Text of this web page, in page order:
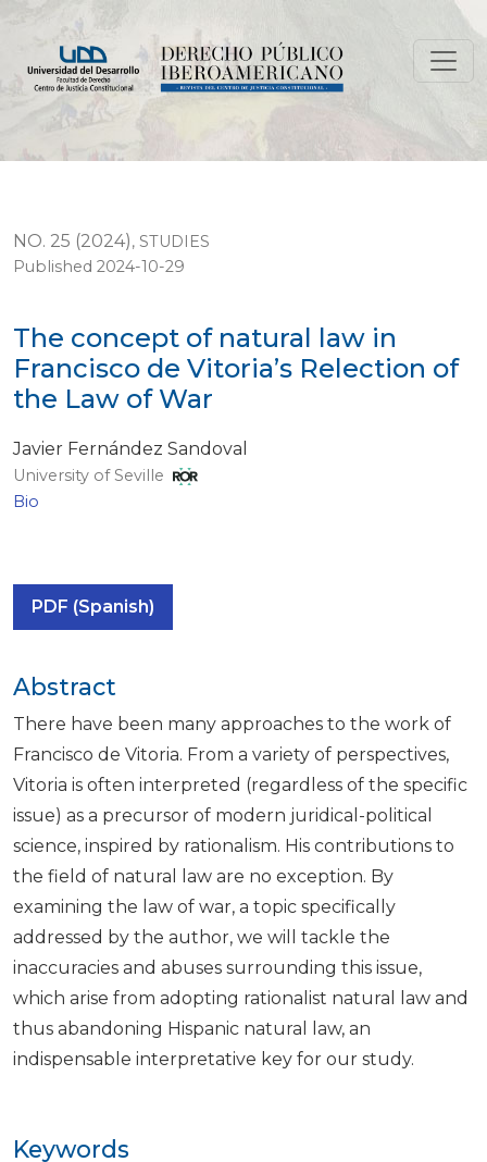
The concept of natural law in Francisco de Vitoria’s
NO. 25 (2024), STUDIES
The concept of natural law in
Francisco de Vitoria’s Relection of
the Law of War
Published 2024-10-29
Javier Fernández Sandoval
University of Seville
Bio
PDF (Spanish)
Keywords
Abstract
There have been many approaches to the work of
Francisco de Vitoria. From a variety of perspectives,
Vitoria is often interpreted (regardless of the specific
issue) as a precursor of modern juridical-political
science, inspired by rationalism. His contributions to
the field of natural law are no exception. By
examining the law of war, a topic specifically
addressed by the author, we will tackle the
inaccuracies and abuses surrounding this issue,
which arise from adopting rationalist natural law and
thus abandoning Hispanic natural law, an
indispensable interpretative key for our study.